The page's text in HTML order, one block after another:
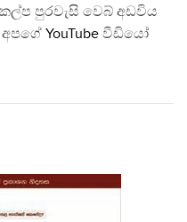
පුරවැසි වෙබ් අඩවිය
YouTube වීඩියෝ